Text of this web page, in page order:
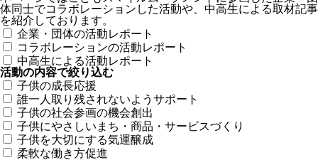
体同士でコラボレーションした活動や、中高生による取材記事
を紹介しております。
企業・団体の活動レポート
コラボレーションの活動レポート
中高生による活動レポート
活動の内容で絞り込む
子供の成長応援
誰一人取り残されないようサポート
子供の社会参画の機会創出
子供にやさしいまち・商品・サービスづくり
子供を大切にする気運醸成
柔軟な働き方促進